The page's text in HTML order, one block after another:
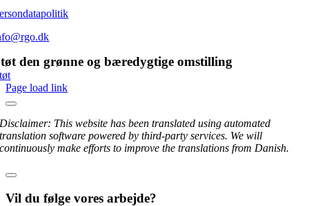
den grønne og bæredygtige omstilling
Page load link
Disclaimer: This website has been translated using automated
translation software powered by third-party services. We will
continuously make efforts to improve the translations from Danish.
Vil du følge vores arbejde?